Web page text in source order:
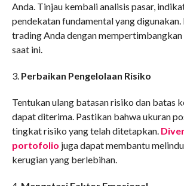
Anda. Tinjau kembali analisis pasar,
pendekatan fundamental yang digunakan.
trading Anda dengan
saat ini.
3. Perbaikan Pengelolaan Risiko
Tentukan ulang batasan risiko dan batas
dapat diterima. Pastikan bahwa ukuran
tingkat risiko yang telah ditetapkan.
portofolio juga dapat membantu
kerugian yang berlebihan.